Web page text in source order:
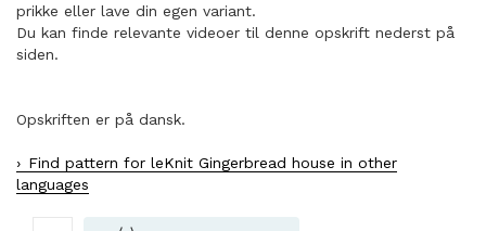
prikke eller lave din egen variant.
Du kan finde relevante videoer til denne opskrift nederst på
siden.
Opskriften er på dansk.
Find pattern for leKnit Gingerbread house in other
languages